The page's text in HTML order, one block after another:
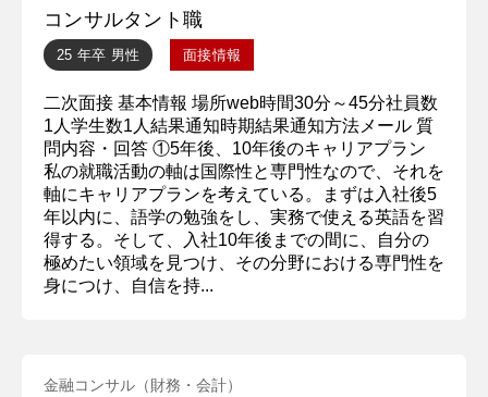
コンサルタント職
25 年卒 男性 面接情報
二次面接 基本情報 場所web時間30分～45分社員数
1人学生数1人結果通知時期結果通知方法メール 質
問内容・回答 ①5年後、10年後のキャリアプラン
私の就職活動の軸は国際性と専門性なので、それを
軸にキャリアプランを考えている。まずは入社後5
年以内に、語学の勉強をし、実務で使える英語を習
得する。そして、入社10年後までの間に、自分の
極めたい領域を見つけ、その分野における専門性を
身につけ、自信を持...
金融コンサル（財務・会計）